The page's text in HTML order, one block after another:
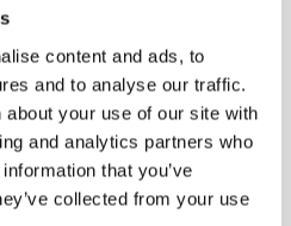
content and ads, to
and to analyse our traffic.
your use of our site with
and analytics partners who
that you’ve
collected from your use
того стоит – по крайней
статья?